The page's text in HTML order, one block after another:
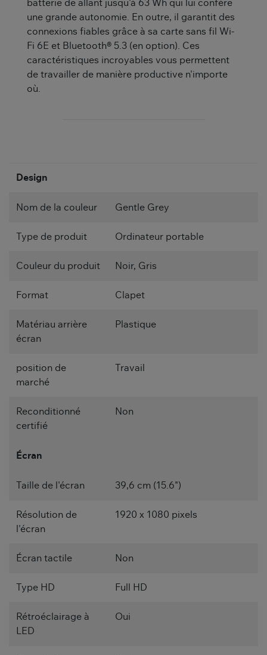
batterie de allant jusqu'à 63 Wh qui lui confère
une grande autonomie. En outre, il garantit des
connexions fiables grâce à sa carte sans fil Wi-
Fi 6E et Bluetooth® 5.3 (en option). Ces
caractéristiques incroyables vous permettent
de travailler de manière productive n'importe
où.
Design
Nom de la couleur Gentle Grey
Type de produit Ordinateur portable
Couleur du produit Noir, Gris
Format Clapet
Matériau arrière
écran
Plastique
position de
marché
Travail
Reconditionné
certifié
Non
Écran
Taille de l'écran 39,6 cm (15.6")
Résolution de
l'écran
1920 x 1080 pixels
Écran tactile Non
Type HD Full HD
Rétroéclairage à
LED
Oui